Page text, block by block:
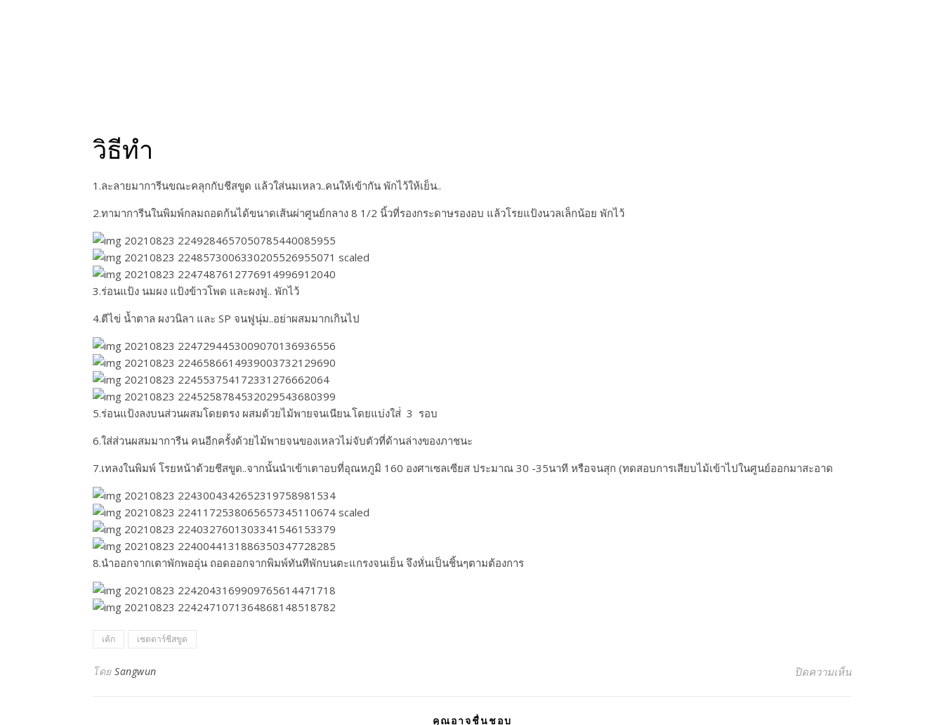
วิธีทำ
1.ละลายมาการีนขณะคลุกกับชีสขูด แล้วใส่นมเหลว..คนให้เข้ากัน พักไว้ให้เย็น..
2.ทามาการีนในพิมพ์กลมถอดก้นได้ขนาดเส้นผ่าศูนย์กลาง​ 8 1/2​ นิ้วที่รองกระดาษรองอบ แล้วโรยแป้งนวลเล็กน้อย พักไว้
3.ร่อนแป้ง นมผง แป้งข้าวโพด และผงฟู.. พักไว้
4.ตีไข่ น้ำตาล ผงวนิลา และ SP จนฟูนุ่ม..อย่าผสมมากเกินไป
5.ร่อนแป้งลงบนส่วนผสมโดยตรง ผสมด้วยไม้พายจนเนียน.โดยแบ่งใส่่ 3 รอบ
6.ใส่ส่วนผสมมาการีน คนอีกครั้งด้วยไม้พายจนของเหลวไม่จับตัวที่ด้านล่างของภาชนะ
7.เทลงในพิมพ์ โรยหน้าด้วยชีสขูด..จากนั้นนำเข้าเตาอบที่อุณหภูมิ 160 องศาเซลเซียส​ ประมาณ 30 -​35นาที หรือจนสุก (ทดสอบการเสียบไม้เข้าไปใน​ศูนย์​ออกมา​สะอาด​
8.นำออกจากเตาพักพออุ่น ถอดออกจากพิมพ์ทันทีพักบนตะแกรงจนเย็น จึงหั่นเป็นชิ้นๆตามต้องการ
เค้ก เชดดาร์ชีสขูด
โดย Sangwun ปิดความเห็นบน เค้กเชดดาร์ชีส
คุณอาจชื่นชอบ